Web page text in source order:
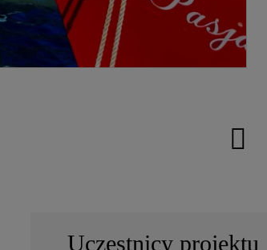
Uczestnicy projektu